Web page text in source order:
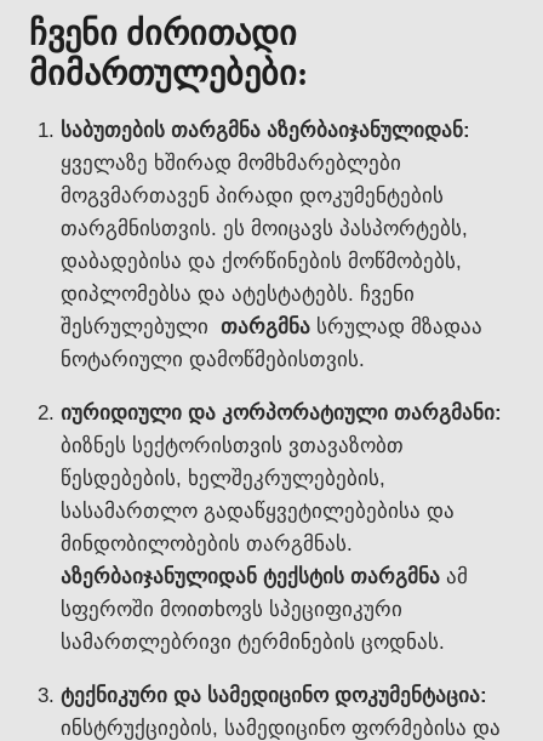
ჩვენი ძირითადი
მიმართულებები:
საბუთების თარგმნა აზერბაიჯანულიდან:
ყველაზე ხშირად მომხმარებლები
მოგვმართავენ პირადი დოკუმენტების
თარგმნისთვის. ეს მოიცავს პასპორტებს,
დაბადებისა და ქორწინების მოწმობებს,
დიპლომებსა და ატესტატებს. ჩვენი
შესრულებული თარგმნასრულად მზადაა
ნოტარიული დამოწმებისთვის.
იურიდიული და კორპორატიული თარგმანი:
ბიზნეს სექტორისთვის ვთავაზობთ
წესდებების, ხელშეკრულებების,
სასამართლო გადაწყვეტილებებისა და
მინდობილობების თარგმნას.
აზერბაიჯანულიდან ტექსტის თარგმნაამ
სფეროში მოითხოვს სპეციფიკური
სამართლებრივი ტერმინების ცოდნას.
ტექნიკური და სამედიცინო დოკუმენტაცია:
ინსტრუქციების, სამედიცინო ფორმებისა და